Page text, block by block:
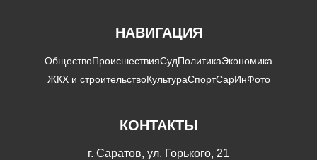
НАВИГАЦИЯ
ОбществоПроисшествияСудПолитикаЭкономика
ЖКХ и строительствоКультураСпортСарИнФото
КОНТАКТЫ
г. Саратов, ул. Горького, 21